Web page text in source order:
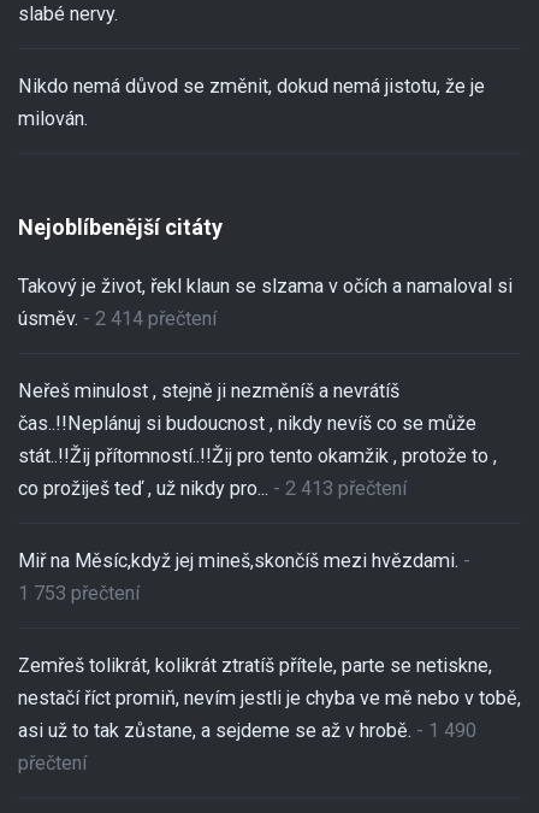
slabé nervy.
Nikdo nemá důvod se změnit, dokud nemá jistotu, že je
milován.
Nejoblíbenější citáty
Takový je život, řekl klaun se slzama v očích a namaloval si
úsměv. - 2 414 přečtení
Neřeš minulost , stejně ji nezměníš a nevrátíš
čas..!!Neplánuj si budoucnost , nikdy nevíš co se může
stát..!!Žij přítomností..!!Žij pro tento okamžik , protože to ,
co prožiješ teď , už nikdy pro... - 2 413 přečtení
Miř na Měsíc,když jej mineš,skončíš mezi hvězdami. -
1 753 přečtení
Zemřeš tolikrát, kolikrát ztratíš přítele, parte se netiskne,
nestačí říct promiň, nevím jestli je chyba ve mě nebo v tobě,
asi už to tak zůstane, a sejdeme se až v hrobě. - 1 490
přečtení